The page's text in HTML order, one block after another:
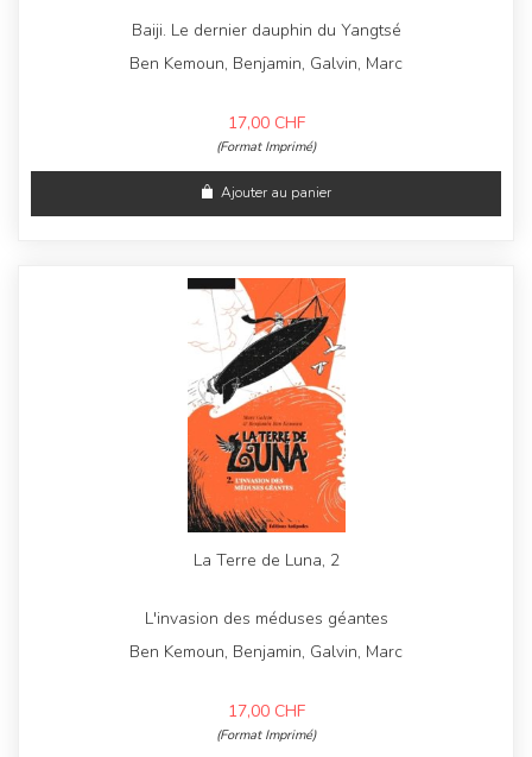
Baiji. Le dernier dauphin du Yangtsé
Ben Kemoun, Benjamin, Galvin, Marc
17,00 CHF
(Format Imprimé)
Ajouter au panier
La Terre de Luna, 2
L'invasion des méduses géantes
Ben Kemoun, Benjamin, Galvin, Marc
17,00 CHF
(Format Imprimé)